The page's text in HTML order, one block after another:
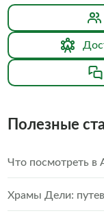
Полезные
Что посмотреть в
Храмы Дели: